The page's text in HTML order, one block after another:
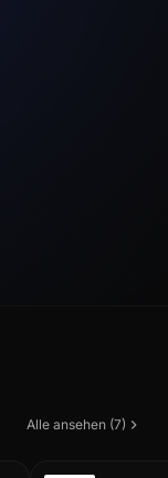
Alle ansehen (7)